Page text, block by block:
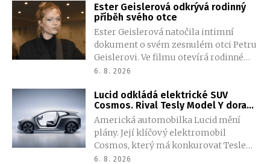
Ester Geislerová odkrývá rodinný
příběh svého otce
Ester Geislerová natočila intimní
dokument o svém zesnulém otci Petru
Geislerovi. Ve filmu otevírá rodinné
archivy a společně se sestrou Aňou
který měl v sobě vřelost i temnější
stránku.
6. 8. 2026
Lucid odkládá elektrické SUV
Cosmos. Rival Tesly Model Y dorazí
později, automobilka nechce
opakovat staré chyby
Americká automobilka Lucid mění
plány. Její klíčový elektromobil
Cosmos, který má konkurovat Tesle
Model Y, se opozdí zhruba o dva roky.
6. 8. 2026